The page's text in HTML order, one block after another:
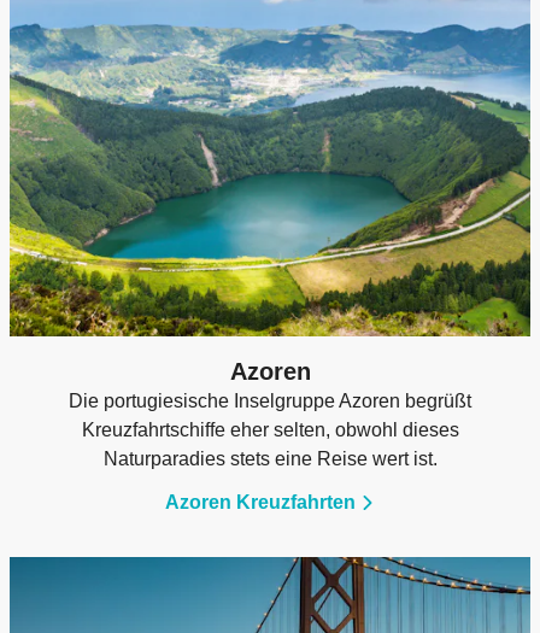
Azoren
Die portugiesische Inselgruppe Azoren begrüßt
Kreuzfahrtschiffe eher selten, obwohl dieses
Naturparadies stets eine Reise wert ist.
Azoren Kreuzfahrten